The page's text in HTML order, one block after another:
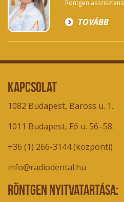
Röntgen asszisztens
TOVÁBB
Kapcsolat
1082 Budapest, Baross u. 1.
1011 Budapest, Fő u. 56–58.
+36 (1) 266-3144(központi)
info@radiodental.hu
Röntgen nyitvatartása: